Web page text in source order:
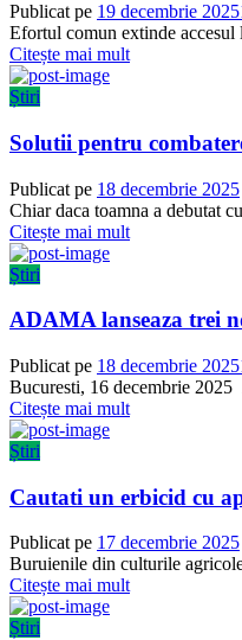
Publicat pe 19 decembrie 2025
Efortul comun extinde
Citește mai mult
Știri
Solutii pentru
Publicat pe 18 decembrie 2025
Chiar daca toamna a debutat
Citește mai mult
Știri
ADAMA lanseaza trei
Publicat pe 18 decembrie 2025
Bucuresti, 16 decembrie
Citește mai mult
Știri
Cautati un erbicid cu
Publicat pe 17 decembrie 2025
Buruienile din culturile
Citește mai mult
Știri